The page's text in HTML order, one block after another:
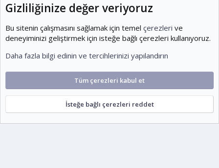
1,954
Son üye
KOEditor
Cookies Ko-ParsV2
Türkçe (TR)
Gizlilik politikası Yardım Ana sayfa
S
escort
Gizliliğinize değer veriyoruz
Bu sitenin çalışmasını sağlamak için temel çerezleri ve
deneyiminizi geliştirmek için isteğe bağlı çerezleri kullanıyoruz.
Daha fazla bilgi edinin ve tercihlerinizi yapılandırın
Tüm çerezleri kabul et
İsteğe bağlı çerezleri reddet